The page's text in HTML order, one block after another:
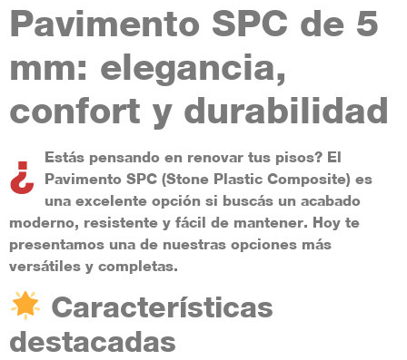
Pavimento SPC de 5
mm: elegancia,
confort y durabilidad
¿
Estás pensando en renovar tus pisos? El
Pavimento SPC (Stone Plastic Composite) es
una excelente opción si buscás un acabado
moderno, resistente y fácil de mantener. Hoy te
presentamos una de nuestras opciones más
versátiles y completas.
Características
destacadas